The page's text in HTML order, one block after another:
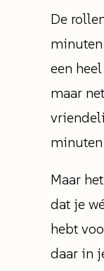
De
een
maar
Maar
dat je
hebt
daar in